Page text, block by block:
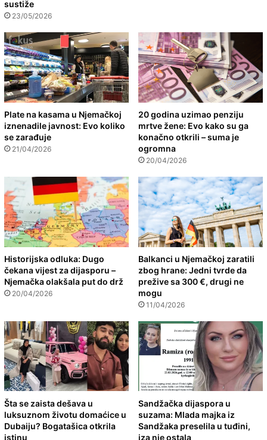
sustiže
23/05/2026
Plate na kasama u Njemačkoj
iznenadile javnost: Evo koliko
se zarađuje
21/04/2026
20 godina uzimao penziju
mrtve žene: Evo kako su ga
konačno otkrili – suma je
ogromna
20/04/2026
Historijska odluka: Dugo
čekana vijest za dijasporu –
Njemačka olakšala put do drž
20/04/2026
Balkanci u Njemačkoj zaratili
zbog hrane: Jedni tvrde da
prežive sa 300 €, drugi ne
mogu
11/04/2026
Šta se zaista dešava u
luksuznom životu domaćice u
Dubaiju? Bogatašica otkrila
istinu
Sandžačka dijaspora u
suzama: Mlada majka iz
Sandžaka preselila u tuđini,
iza nje ostala